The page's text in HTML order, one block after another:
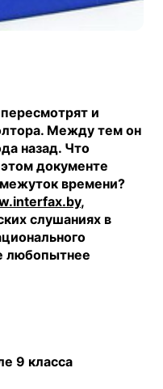
пересмотрят и
Между тем он
назад. Что
документе
времени?
,
слушаниях в
любопытнее
9 класса